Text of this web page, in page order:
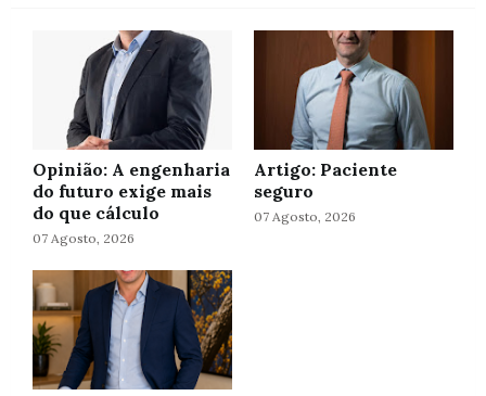
Opinião: A engenharia
do futuro exige mais
do que cálculo
07 Agosto, 2026
Artigo: Paciente
seguro
07 Agosto, 2026